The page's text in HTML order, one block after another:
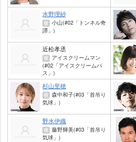
水野理紗
役 小山(#02「トンネル奇
譚」)
近松孝丞
役
アイスクリームマン
(#02「アイスクリームバ
ス」)
杉山里穂
役 森中和子(#03「首吊り
気球」)
野水伊織
役 藤野輝美(#03「首吊り
気球」)